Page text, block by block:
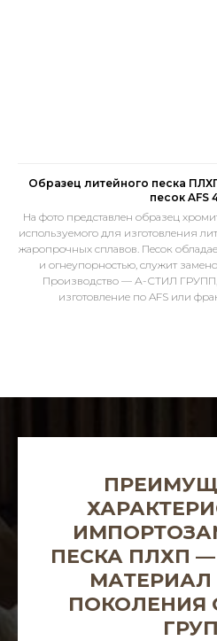
Образец литейного песка
песок AFS
На фото представлен образец
используемого для изготовления
жаропрочных сплавов. Песок
и огнеупорностью, служит
Производство — А-СТИЛ ГРУПП,
изготовление по AFS или
ПЕСКА ПЛХП
МАТЕРИАЛ
ПОКОЛЕНИЯ